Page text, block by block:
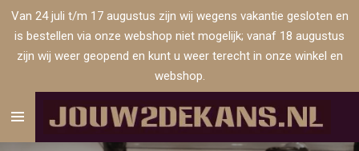
Ga
direct
naar
Van 24 juli t/m 17 augustus zijn wij wegens vakantie gesloten en
is bestellen via onze webshop niet mogelijk; vanaf 18 augustus
zijn wij weer geopend en kunt u weer terecht in onze winkel en
webshop.